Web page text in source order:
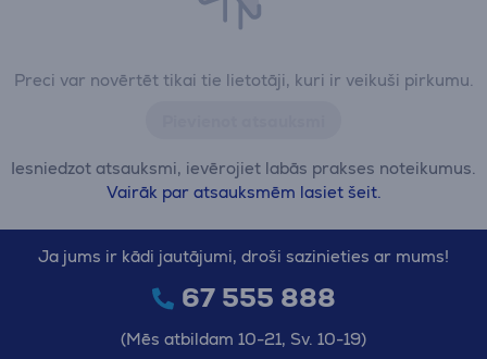
Preci var novērtēt tikai tie lietotāji, kuri ir veikuši pirkumu.
Iesniedzot atsauksmi, ievērojiet labās prakses noteikumus.
Vairāk par atsauksmēm lasiet šeit.
Ja jums ir kādi jautājumi, droši sazinieties ar mums!
67 555 888
(Mēs atbildam 10-21, Sv. 10-19)